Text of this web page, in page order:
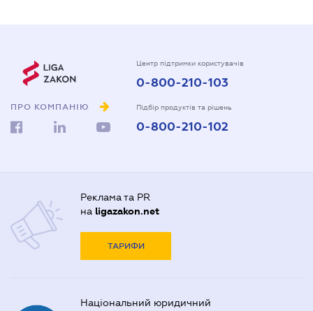
ПРО КОМПАНІЮ
Центр підтримки користувачів
0-800-210-103
Підбір продуктів та рішень
0-800-210-102
Реклама та PR
на ligazakon.net
ТАРИФИ
Національний юридичний